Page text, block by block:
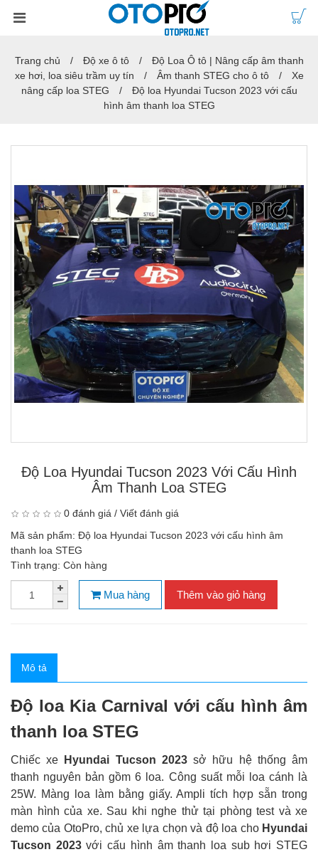
Trang chủ Độ xe ô tô
Độ Loa Ô tô | Nâng cấp âm thanh
xe hơi, loa siêu trầm uy tín
Âm thanh STEG cho ô tô
Xe
nâng cấp loa STEG
Độ loa Hyundai Tucson 2023 với cấu
hình âm thanh loa STEG
Độ Loa Hyundai Tucson 2023 Với Cấu Hình
Âm Thanh Loa STEG
0 đánh giá / Viết đánh giá
Mã sản phẩm: Độ loa Hyundai Tucson 2023 với cấu hình âm
thanh loa STEG
Tình trạng: Còn hàng
Mua hàng Thêm vào giỏ hàng
Mô tả
Độ loa Kia Carnival với cấu hình âm
thanh loa STEG
Chiếc xe Hyundai Tucson 2023sở hữu hệ thống âm
thanh nguyên bản gồm 6 loa. Công suất mỗi loa cánh là
25W. Màng loa làm bằng giấy. Ampli tích hợp sẵn trong
màn hình của xe. Sau khi nghe thử tại phòng test và xe
demo của OtoPro, chủ xe lựa chọn và độ loa cho Hyundai
Tucson 2023với cấu hình âm thanh loa sub hơi STEG